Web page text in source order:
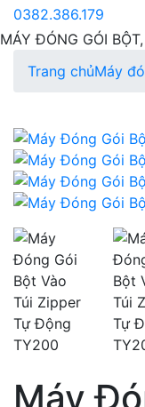
0382.386.179
MÁY ĐÓNG GÓI
Trang chủMáy
Máy